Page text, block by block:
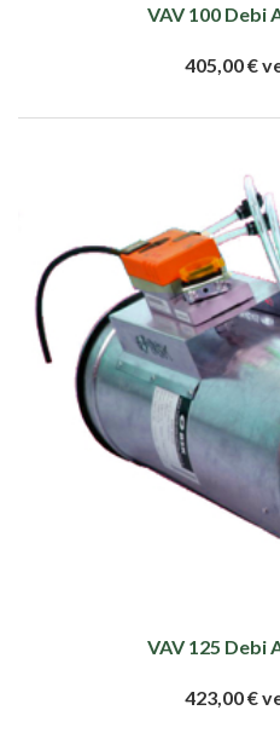
VAV 100 Debi
405,00 €
VAV 125 Debi
423,00 €